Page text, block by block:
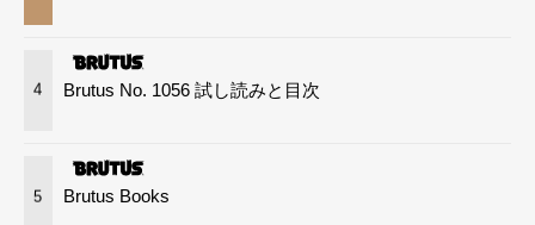
4 Brutus No. 1056 試し読みと目次
5 Brutus Books